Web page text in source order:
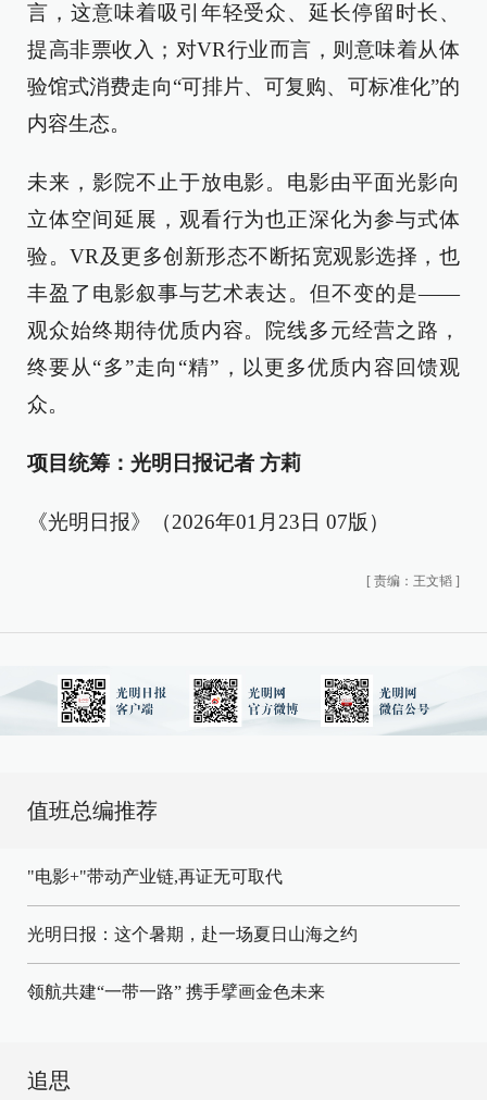
言，这意味着吸引年轻受众、延长停留时长、
提高非票收入；对VR行业而言，则意味着从体
验馆式消费走向“可排片、可复购、可标准化”的
内容生态。
未来，影院不止于放电影。电影由平面光影向
立体空间延展，观看行为也正深化为参与式体
验。VR及更多创新形态不断拓宽观影选择，也
丰盈了电影叙事与艺术表达。但不变的是——
观众始终期待优质内容。院线多元经营之路，
终要从“多”走向“精”，以更多优质内容回馈观
众。
项目统筹：光明日报记者 方莉
《光明日报》（2026年01月23日 07版）
[ 责编：王文韬 ]
值班总编推荐
"电影+"带动产业链,再证无可取代
光明日报：这个暑期，赴一场夏日山海之约
领航共建“一带一路” 携手擘画金色未来
追思